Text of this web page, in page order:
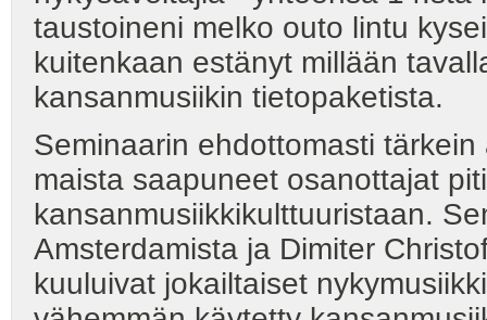
taustoineni melko outo lintu
kuitenkaan estänyt millään
kansanmusiikin tietopaketista.
Seminaarin ehdottomasti
maista saapuneet osanottajat
kansanmusiikkikulttuuristaan.
Amsterdamista ja Dimiter
kuuluivat jokailtaiset